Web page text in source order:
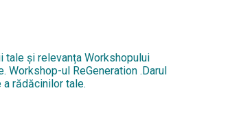
și relevanța Workshopului
ul ReGeneration .Darul
rădăcinilor tale.